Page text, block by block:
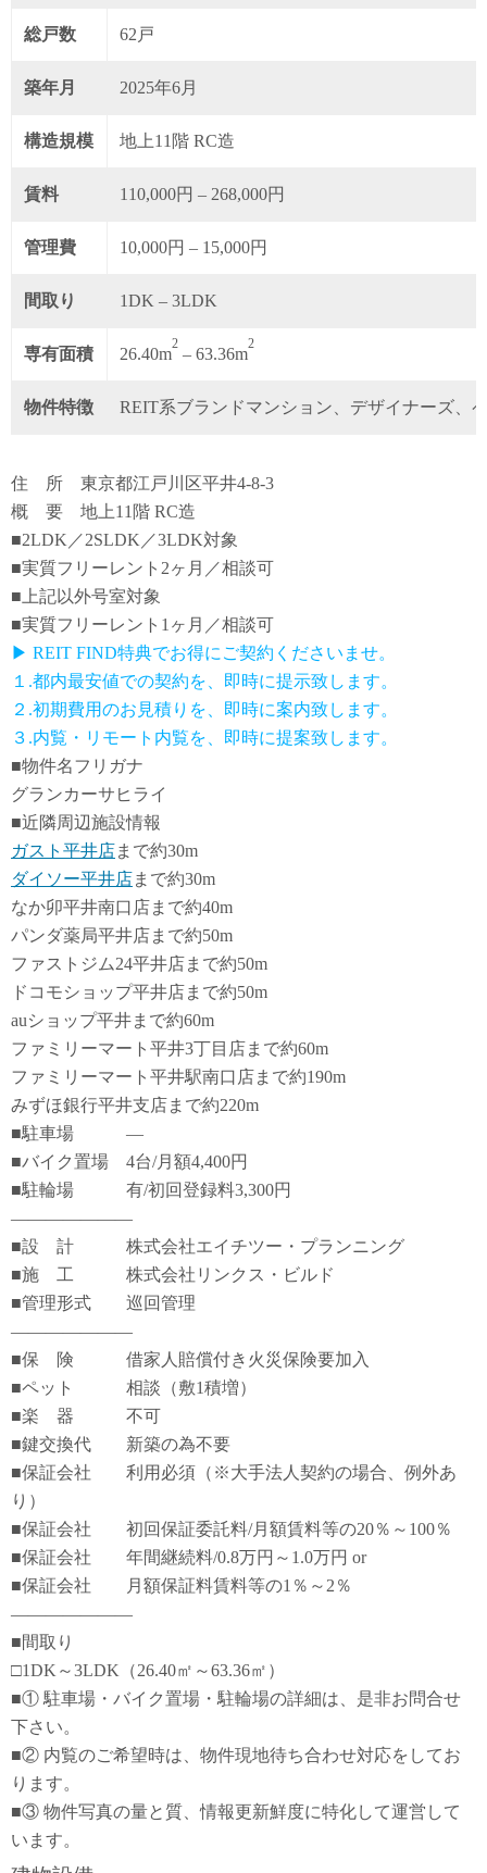
総戸数 62戸
築年月 2025年6月
構造規模 地上11階 RC造
賃料 110,000円 – 268,000円
管理費 10,000円 – 15,000円
間取り 1DK – 3LDK
専有面積 26.40m
2
– 63.36m
2
物件特徴 REIT系ブランドマンション、デザイナーズ、
住 所 東京都江戸川区平井4-8-3
概 要 地上11階 RC造
■2LDK／2SLDK／3LDK対象
■実質フリーレント2ヶ月／相談可
■上記以外号室対象
■実質フリーレント1ヶ月／相談可
▶ REIT FIND特典でお得にご契約くださいませ。
１.都内最安値での契約を、即時に提示致します。
２.初期費用のお見積りを、即時に案内致します。
３.内覧・リモート内覧を、即時に提案致します。
■物件名フリガナ
グランカーサヒライ
■近隣周辺施設情報
ガスト平井店まで約30m
ダイソー平井店まで約30m
なか卯平井南口店まで約40m
パンダ薬局平井店まで約50m
ファストジム24平井店まで約50m
ドコモショップ平井店まで約50m
auショップ平井まで約60m
ファミリーマート平井3丁目店まで約60m
ファミリーマート平井駅南口店まで約190m
みずほ銀行平井支店まで約220m
■駐車場 ―
■バイク置場 4台/月額4,400円
■駐輪場 有/初回登録料3,300円
―――――――
■設 計 株式会社エイチツー・プランニング
■施 工 株式会社リンクス・ビルド
■管理形式 巡回管理
―――――――
■保 険 借家人賠償付き火災保険要加入
■ペット 相談（敷1積増）
■楽 器 不可
■鍵交換代 新築の為不要
■保証会社 利用必須（※大手法人契約の場合、例外あ
り）
■保証会社 初回保証委託料/月額賃料等の20％～100％
■保証会社 年間継続料/0.8万円～1.0万円 or
■保証会社 月額保証料賃料等の1％～2％
―――――――
■間取り
□1DK～3LDK（26.40㎡～63.36㎡）
■① 駐車場・バイク置場・駐輪場の詳細は、是非お問合せ
下さい。
■② 内覧のご希望時は、物件現地待ち合わせ対応をしてお
ります。
■③ 物件写真の量と質、情報更新鮮度に特化して運営して
います。